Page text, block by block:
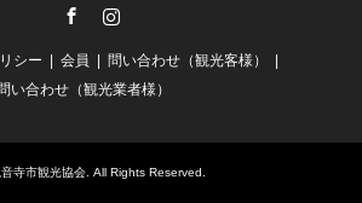
シー 会員
問い合わせ（観光客様）
い合わせ（観光業者様）
寺市観光協会. All Rights Reserved.